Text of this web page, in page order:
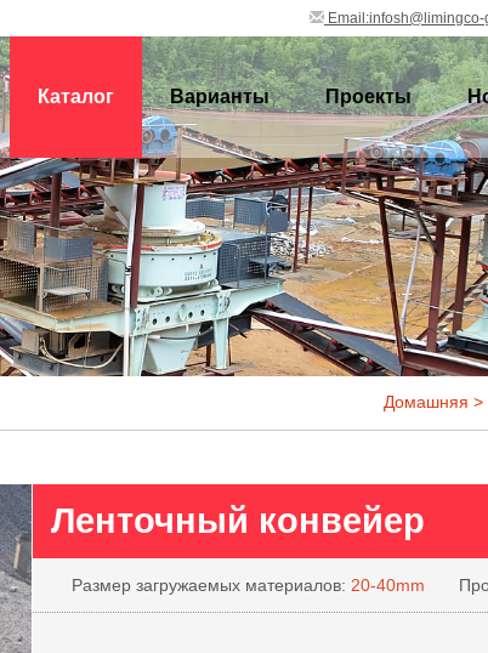
Каталог Варианты Проекты
Домашняя >
Ленточный конвейер
Размер загружаемых материалов: 20-40mm